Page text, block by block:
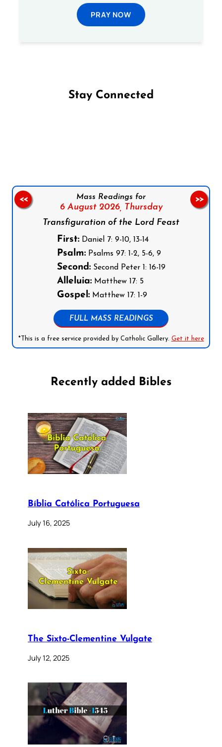
PRAY NOW
Stay Connected
Mass Readings for
6 August 2026,
Thursday
Transfiguration of the Lord Feast
First:Daniel 7: 9-10, 13-14
Psalm:Psalms 97: 1-2, 5-6, 9
Second:Second Peter 1: 16-19
Alleluia:Matthew 17: 5
Gospel:Matthew 17: 1-9
FULL MASS READINGS
*This is a free service provided by Catholic Gallery. Get it here
<< >>
Recently added Bibles
Bíblia Católica Portuguesa
July 16, 2025
The Sixto-Clementine Vulgate
July 12, 2025